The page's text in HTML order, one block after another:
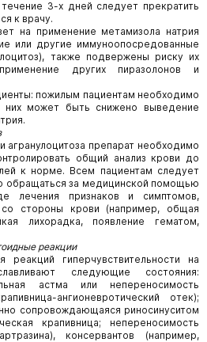
3-х дней следует прекратить
к врачу.
на применение метамизола натрия
или другие иммуноопосредованные
также подвержены риску их
других пиразолонов и
пожилым пациентам необходимо
них может быть снижено выведение
агранулоцитоза препарат необходимо
общий анализ крови до
к норме. Всем пациентам следует
обращаться за медицинской помощью
лечения признаков и симптомов,
стороны крови (например, общая
лихорадка, появление гематом,
реакции
реакций гиперчувствительности на
следующие состояния:
астма или непереносимость
ангионевротический отек);
сопровождающаяся риносинуситом
крапивница; непереносимость
консервантов (например,